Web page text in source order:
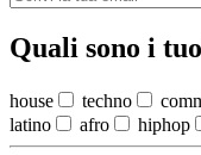
Quali sono i
house techno
latino
afro hiphop